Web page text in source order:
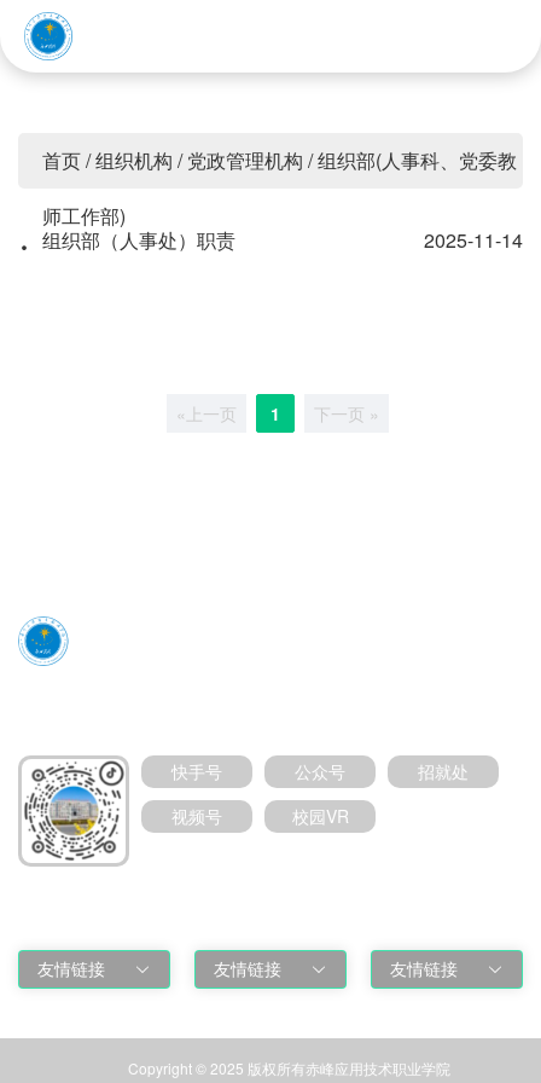
首页/组织机构 /党政管理机构 /组织部(人事科、党委教
师工作部)
2025-11-14
· 组织部（人事处）职责
«上一页 1 下一页 »
快手号 公众号
招就处
视频号
校园VR
友情链接 友情链接 友情链接
Copyright © 2025 版权所有赤峰应用技术职业学院